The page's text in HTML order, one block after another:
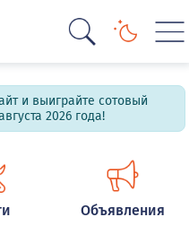
и выиграйте сотовый
2026 года!
Объявления